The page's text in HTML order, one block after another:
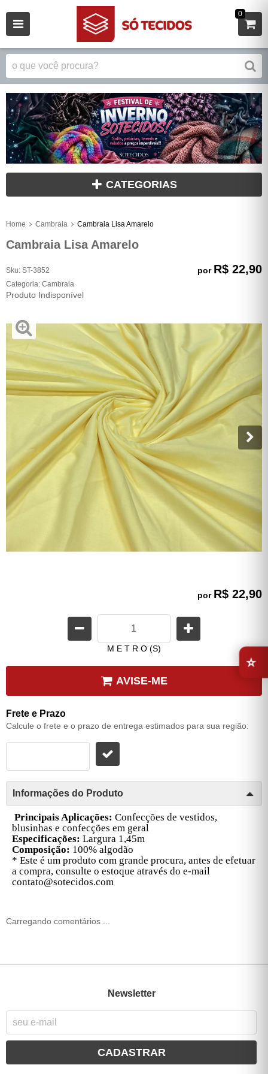
0
CATEGORIAS
Home Cambraia Cambraia Lisa Amarelo
Cambraia Lisa Amarelo
Sku: ST-3852
Categoria: Cambraia
Produto Indisponível
por R$ 22,90
por R$ 22,90
M E T R O (S)
AVISE-ME
Frete e Prazo
Calcule o frete e o prazo de entrega estimados para sua região:
Informações do Produto
Principais Aplicações: Confecções de vestidos,
blusinhas e confecções em geral
Especificações: Largura 1,45m
Composição: 100% algodão
* Este é um produto com grande procura, antes de efetuar
a compra, consulte o estoque através do e-mail
contato@sotecidos.com
Carregando comentários ...
Newsletter
CADASTRAR
⭐